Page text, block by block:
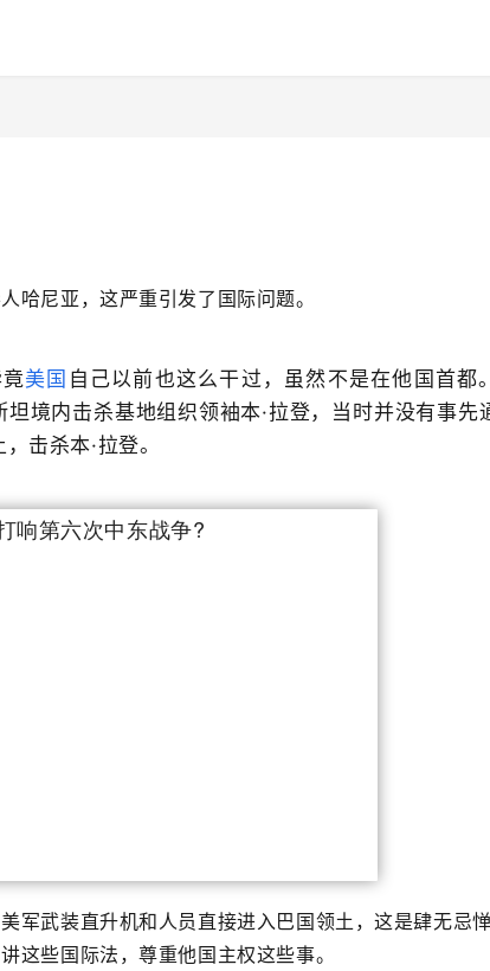
哈尼亚，这严重引发了国际问题。
美国 自己以前也这么干过，虽然不是在他国首都
境内击杀基地组织领袖本·拉登，当时并没有事先
击杀本·拉登。
军武装直升机和人员直接进入巴国领土，这是肆无忌
这些国际法，尊重他国主权这些事。